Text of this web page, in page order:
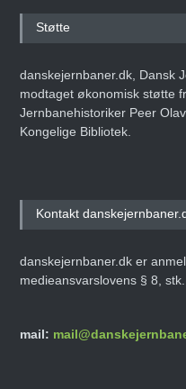
Støtte
danskejernbaner.dk, Dansk
modtaget økonomisk støtte
Jernbanehistoriker Peer
Kongelige Bibliotek.
Kontakt
danskejernbaner.dk er
medieansvarslovens § 8,
mail: